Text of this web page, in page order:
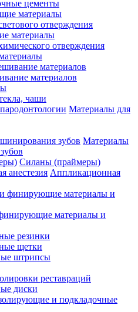
цементы
материалы
отверждения
материалы
отверждения
материалов
чаши
Материалы для
Материалы
Силаны (праймеры)
Аппликационная
материалы и
резинки
щетки
штрипсы
реставраций
диски